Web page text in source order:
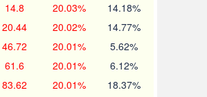
14.8 20.03% 14.18%
20.44 20.02% 14.77%
46.72 20.01% 5.62%
61.6 20.01% 6.12%
83.62 20.01% 18.37%